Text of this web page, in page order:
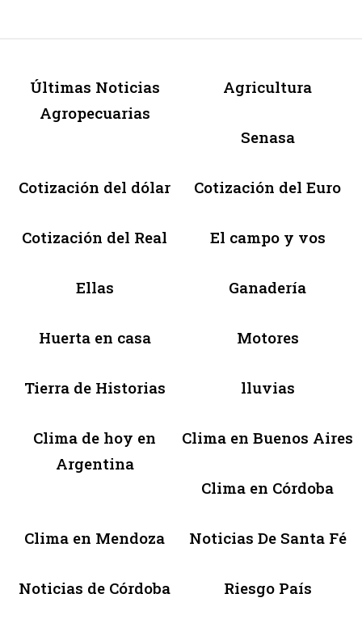
Últimas Noticias
Agropecuarias
Agricultura
Senasa
Cotización del dólar Cotización del Euro
Cotización del Real El campo y vos
Ellas Ganadería
Huerta en casa Motores
Tierra de Historias lluvias
Clima de hoy en
Argentina
Clima en Buenos Aires
Clima en Córdoba
Clima en Mendoza Noticias De Santa Fé
Noticias de Córdoba Riesgo País